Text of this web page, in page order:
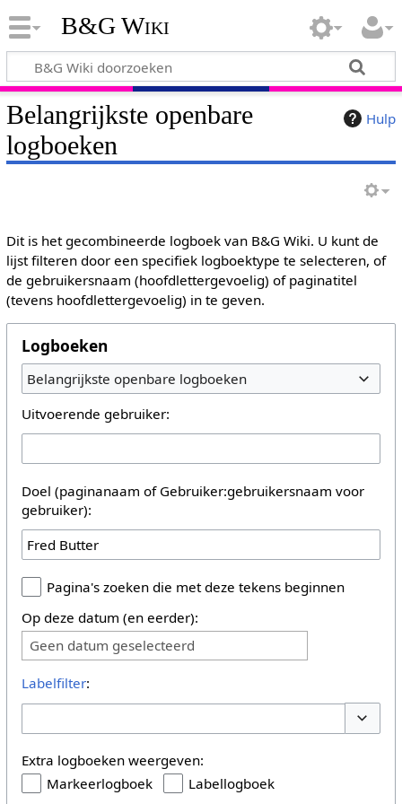
B&G Wiki
Hulp
Belangrijkste openbare
logboeken
Dit is het gecombineerde logboek van B&G Wiki. U kunt de
lijst filteren door een specifiek logboektype te selecteren, of
de gebruikersnaam (hoofdlettergevoelig) of paginatitel
(tevens hoofdlettergevoelig) in te geven.
Logboeken
Belangrijkste openbare logboeken
Uitvoerende gebruiker:
Doel (paginanaam of Gebruiker:gebruikersnaam voor
gebruiker):
Pagina's zoeken die met deze tekens beginnen
Op deze datum (en eerder):
Geen datum geselecteerd
Labelfilter:
Extra logboeken weergeven:
Markeerlogboek
Labellogboek